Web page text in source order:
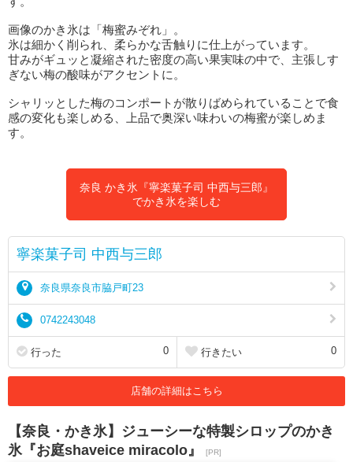
画像のかき氷は「梅蜜みぞれ」。
氷は細かく削られ、柔らかな舌触りに仕上がっています。
甘みがギュッと凝縮された密度の高い果実味の中で、主張しす
ぎない梅の酸味がアクセントに。
シャリッとした梅のコンポートが散りばめられていることで食
感の変化も楽しめる、上品で奥深い味わいの梅蜜が楽しめま
す。
奈良 かき氷『寧楽菓子司 中西与三郎』
でかき氷を楽しむ
寧楽菓子司 中西与三郎
奈良県奈良市脇戸町23
0742243048
行った 0 行きたい 0
店舗の詳細はこちら
【奈良・かき氷】ジューシーな特製シロップのかき
氷『お庭shaveice miracolo』
[PR]